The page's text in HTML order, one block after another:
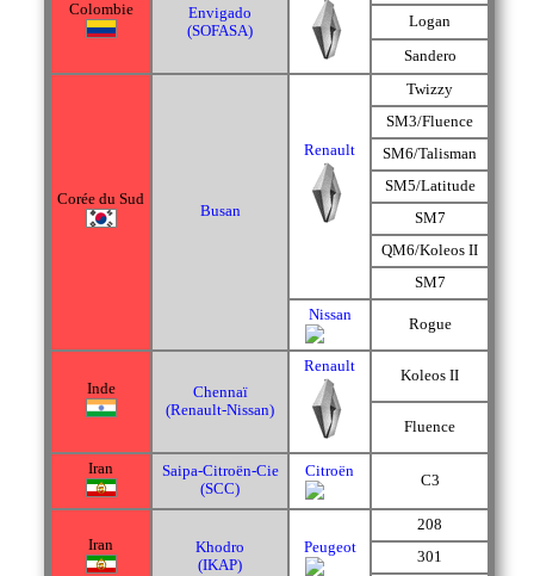
Colombie
Envigado
(SOFASA)
Logan
Sandero
Corée du Sud
Busan
Renault
Twizzy
SM3/Fluence
SM6/Talisman
SM5/Latitude
SM7
QM6/Koleos II
SM7
Nissan
Rogue
Inde
Chennaï
(Renault-Nissan)
Renault
Koleos II
Fluence
Iran
Saipa-Citroën-Cie
(SCC)
Citroën
C3
Iran
Khodro
(IKAP)
Peugeot
208
301